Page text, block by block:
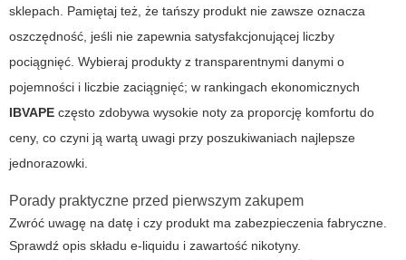
sklepach. Pamiętaj też, że tańszy produkt nie zawsze oznacza
oszczędność, jeśli nie zapewnia satysfakcjonującej liczby
pociągnięć. Wybieraj produkty z transparentnymi danymi o
pojemności i liczbie zaciągnięć; w rankingach ekonomicznych
IBVAPE często zdobywa wysokie noty za proporcję komfortu do
ceny, co czyni ją wartą uwagi przy poszukiwaniach najlepsze
jednorazowki.
Porady praktyczne przed pierwszym zakupem
Zwróć uwagę na datę i czy produkt ma zabezpieczenia fabryczne.
Sprawdź opis składu e-liquidu i zawartość nikotyny.